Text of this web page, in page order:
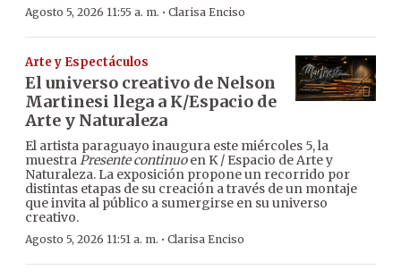
Agosto 5, 2026 11:55 a. m. · Clarisa Enciso
Arte y Espectáculos
El universo creativo de Nelson
Martinesi llega a K/Espacio de
Arte y Naturaleza
El artista paraguayo inaugura este miércoles 5, la
muestraPresente continuoen K / Espacio de Arte y
Naturaleza. La exposición propone un recorrido por
distintas etapas de su creación a través de un montaje
que invita al público a sumergirse en su universo
creativo.
Agosto 5, 2026 11:51 a. m. · Clarisa Enciso